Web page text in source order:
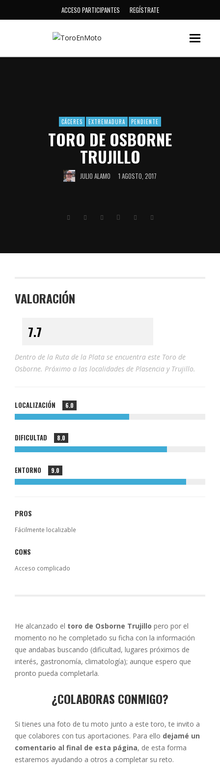
ACCESO PARTICIPANTES REGÍSTRATE
CÁCERES EXTREMADURA PENDIENTE
TORO DE OSBORNE
TRUJILLO
JULIO ALAMO 1 AGOSTO, 2017
VALORACIÓN
Dentro de la Ruta de la Plata se encuentra este Toro de
Osborne. Próximo a las localidades de Plasencia y Trujillo.
LOCALIZACIÓN 6.0
DIFICULTAD 8.0
ENTORNO 9.0
PROS
Fácilmente localizable
CONS
Acceso complicado
He alcanzado el toro de Osborne Trujillo pero por el
momento no he completado su ficha con la información
que andabas buscando (dificultad, lugares próximos de
interés, gastronomía, climatología); aunque espero que
pronto pueda completarla.
¿COLABORAS CONMIGO?
Si tienes una foto de tu moto junto a este toro, te invito a
que colabores con tus aportaciones. Para ello dejamé un
comentario al final de esta página, de esta forma
estaremos ayudando a otros a completar su reto.